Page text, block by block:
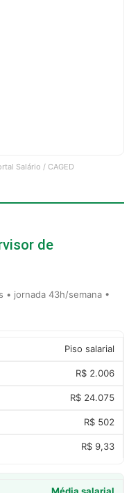
Salário / CAGED
de
• jornada 43h/semana •
Piso salarial
R$ 2.006
R$ 24.075
R$ 502
R$ 9,33
Média salarial